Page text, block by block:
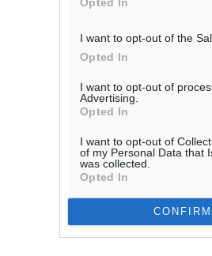
I want to opt-out of the
Opted In
I want to opt-out of
Advertising.
Opted In
I want to opt-out of
of my Personal Data that
was collected.
Opted In
CONFIRM